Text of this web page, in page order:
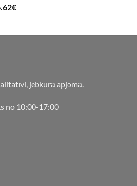
€
jebkurā apjomā.
no 10:00-17:00